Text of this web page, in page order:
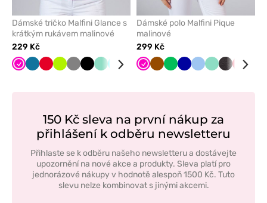
Dámské tričko Malfini Glance s
krátkým rukávem malinové
229 Kč
MalinováKaraibsky
ČervenáLimetková
ŠedáČernáMátováTyrkysová
Námořnická
Fialová
Bílá
Dámské polo Malfini Pique
malinové
299 Kč
Malinová
HnědáZelenéTmavěModráMátováAntracitový
150 Kč sleva na první nákup za
přihlášení k odběru newsletteru
Přihlaste se k odběru našeho newsletteru a dostávejte
upozornění na nové akce a produkty. Sleva platí pro
jednorázové nákupy v hodnotě alespoň 1500 Kč. Tuto
slevu nelze kombinovat s jinými akcemi.